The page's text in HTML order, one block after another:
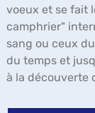
voeux et se fait
camphrier"
sang ou ceux
du temps et
à la découverte